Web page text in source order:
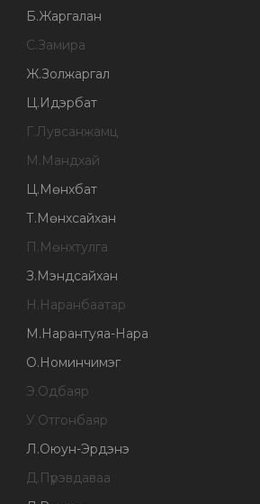
Б.Жаргалан
С.Замира
Ж.Золжаргал
Ц.Идэрбат
Г.Лувсанжамц
М.Мандхай
Ц.Мөнхбат
Т.Мөнхсайхан
П.Мөнхтулга
З.Мэндсайхан
Н.Наранбаатар
М.Нарантуяа-Нара
О.Номинчимэг
Э.Одбаяр
У.Отгонбаяр
Л.Оюун-Эрдэнэ
Д.Пүрэвдаваа